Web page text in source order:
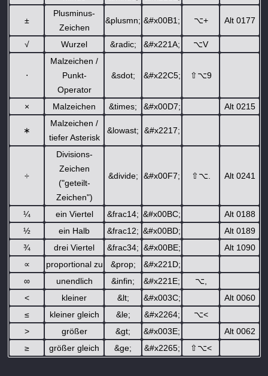
±
Plusminus-
Zeichen
&plusmn; &#x00B1; ⌥+ Alt 0177
√ Wurzel &radic; &#x221A; ⌥V
⋅
Malzeichen /
Punkt-
Operator
&sdot; &#x22C5; ⇧ ⌥9
× Malzeichen &times; &#x00D7; Alt 0215
∗
Malzeichen /
tiefer Asterisk
&lowast; &#x2217;
÷
Divisions-
Zeichen
("geteilt-
Zeichen")
&divide; &#x00F7; ⇧ ⌥ Alt 0241
¼ ein Viertel &frac14; &#x00BC;
Alt 0188
½
ein Halb &frac12; &#x00BD;
Alt 0189
¾
drei Viertel &frac34; &#x00BE;
Alt 1090
∝
proportional zu &prop;
&#x221D;
∞
unendlich &infin; &#x221E; ⌥
<
kleiner &lt; &#x003C;
Alt 0060
≤
kleiner gleich &le; &#x2264; ⌥<
>
größer &gt; &#x003E;
Alt 0062
≥
größer gleich &ge; &#x2265; ⇧ ⌥<